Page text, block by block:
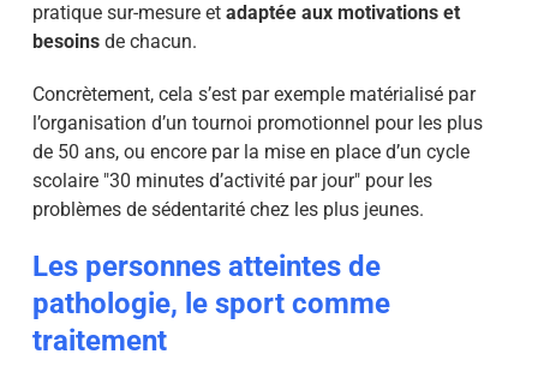
pratique sur-mesure et adaptée aux motivations et
besoinsde chacun.
Concrètement, cela s’est par exemple matérialisé par
l’organisation d’un tournoi promotionnel pour les plus
de 50 ans, ou encore par la mise en place d’un cycle
scolaire "30 minutes d’activité par jour" pour les
problèmes de sédentarité chez les plus jeunes.
Les personnes atteintes de
pathologie, le sport comme
traitement